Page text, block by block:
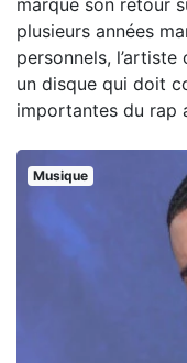
plusieurs années
personnels,
un disque qui doit
importantes du rap
Musique